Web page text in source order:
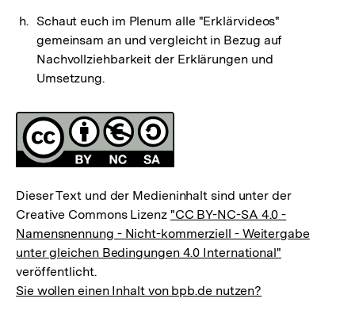
Schaut euch im Plenum alle "Erklärvideos"
gemeinsam an und vergleicht in Bezug auf
Nachvollziehbarkeit der Erklärungen und
Umsetzung.
Fussnoten
Lizenz
Dieser Text und der Medieninhalt sind unter der
Creative Commons Lizenz "CC BY-NC-SA 4.0 -
Namensnennung - Nicht-kommerziell - Weitergabe
unter gleichen Bedingungen 4.0 International"
veröffentlicht.
Sie wollen einen Inhalt von bpb.de nutzen?